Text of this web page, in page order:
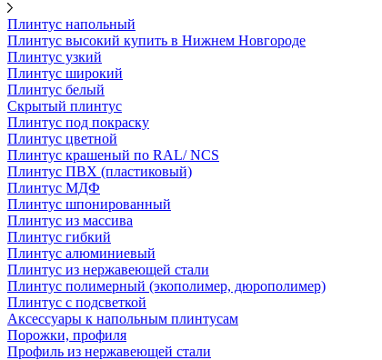
Плинтус напольный
Плинтус высокий купить в Нижнем Новгороде
Плинтус узкий
Плинтус широкий
Плинтус белый
Скрытый плинтус
Плинтус под покраску
Плинтус цветной
Плинтус крашеный по RAL/ NCS
Плинтус ПВХ (пластиковый)
Плинтус МДФ
Плинтус шпонированный
Плинтус из массива
Плинтус гибкий
Плинтус алюминиевый
Плинтус из нержавеющей стали
Плинтус полимерный (экополимер, дюрополимер)
Плинтус с подсветкой
Аксессуары к напольным плинтусам
Порожки, профиля
Профиль из нержавеющей стали